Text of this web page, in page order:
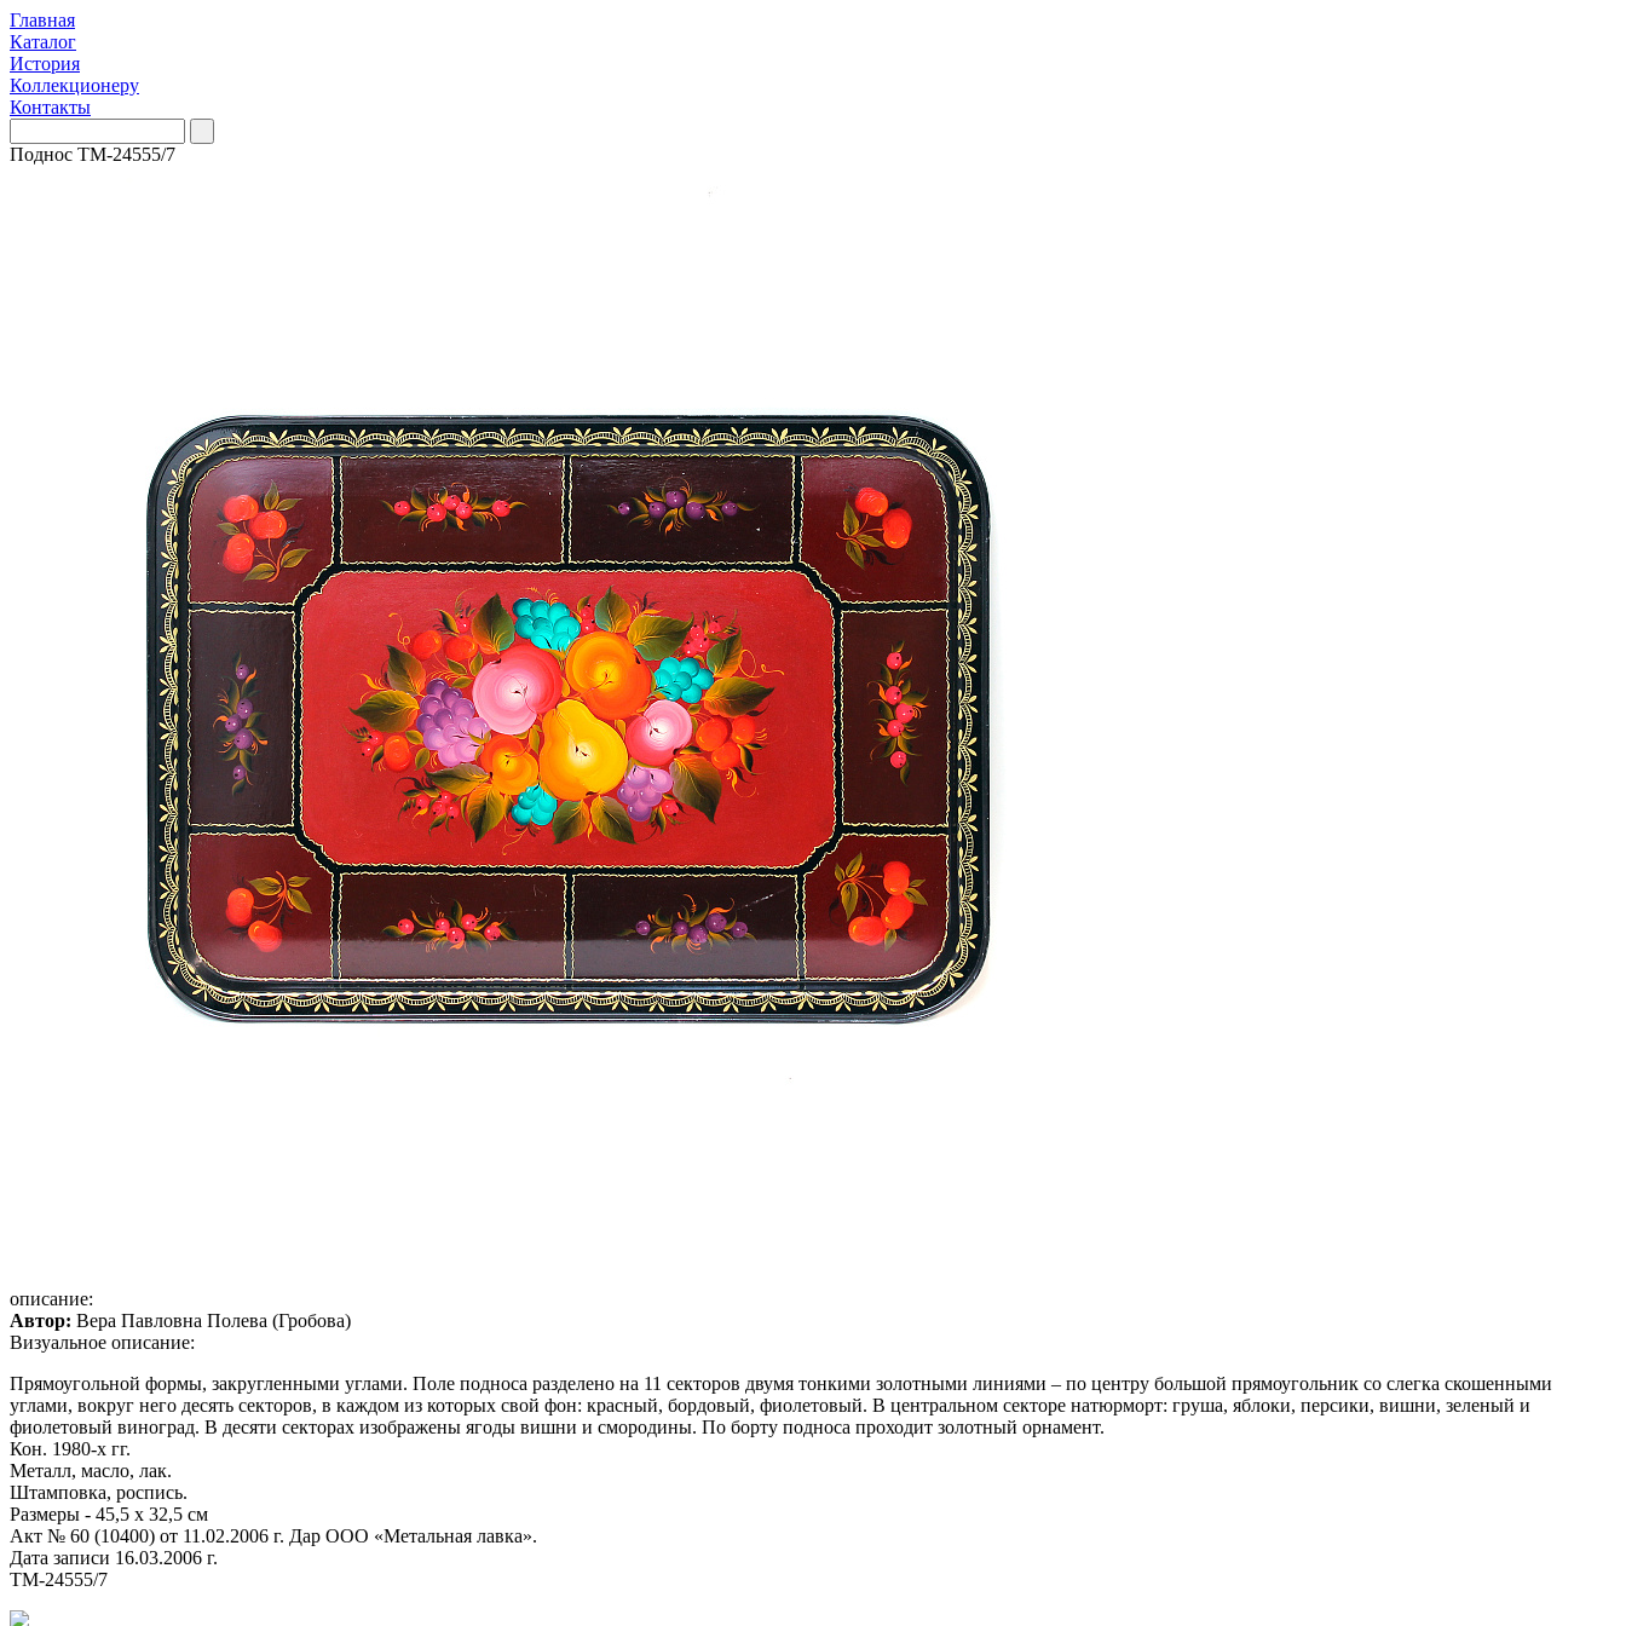
Главная
Каталог
История
Коллекционеру
Контакты
Поднос ТМ-24555/7
описание:
Автор: Вера Павловна Полева (Гробова)
Визуальное описание:
Прямоугольной формы, закругленными углами. Поле подноса разделено на 11 секторов двумя тонкими золотными линиями – по центру большой прямоугольник со слегка скошенными
углами, вокруг него десять секторов, в каждом из которых свой фон: красный, бордовый, фиолетовый. В центральном секторе натюрморт: груша, яблоки, персики, вишни, зеленый и
фиолетовый виноград. В десяти секторах изображены ягоды вишни и смородины. По борту подноса проходит золотный орнамент.
Кон. 1980-х гг.
Металл, масло, лак.
Штамповка, роспись.
Размеры - 45,5 x 32,5 см
Акт № 60 (10400) от 11.02.2006 г. Дар ООО «Метальная лавка».
Дата записи 16.03.2006 г.
ТМ-24555/7